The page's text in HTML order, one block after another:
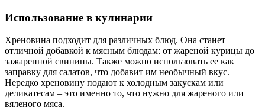
Использование в кулинарии
Хреновина подходит для различных блюд. Она станет
отличной добавкой к мясным блюдам: от жареной курицы до
зажаренной свинины. Также можно использовать ее как
заправку для салатов, что добавит им необычный вкус.
Нередко хреновину подают к холодным закускам или
деликатесам – это именно то, что нужно для жареного или
вяленого мяса.